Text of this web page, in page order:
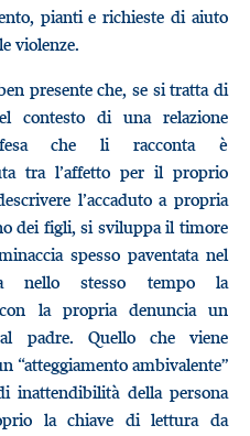
pianti e richieste di aiuto
violenze.
presente che, se si tratta di
contesto di una relazione
che li racconta è
tra l’affetto per il proprio
l’accaduto a propria
dei figli, si sviluppa il timore
spesso paventata nel
nello stesso tempo la
la propria denuncia un
padre. Quello che viene
“atteggiamento ambivalente”
inattendibilità della persona
la chiave di lettura da